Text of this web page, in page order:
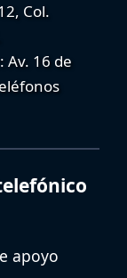
Col.
: Av. 16 de
apoyo